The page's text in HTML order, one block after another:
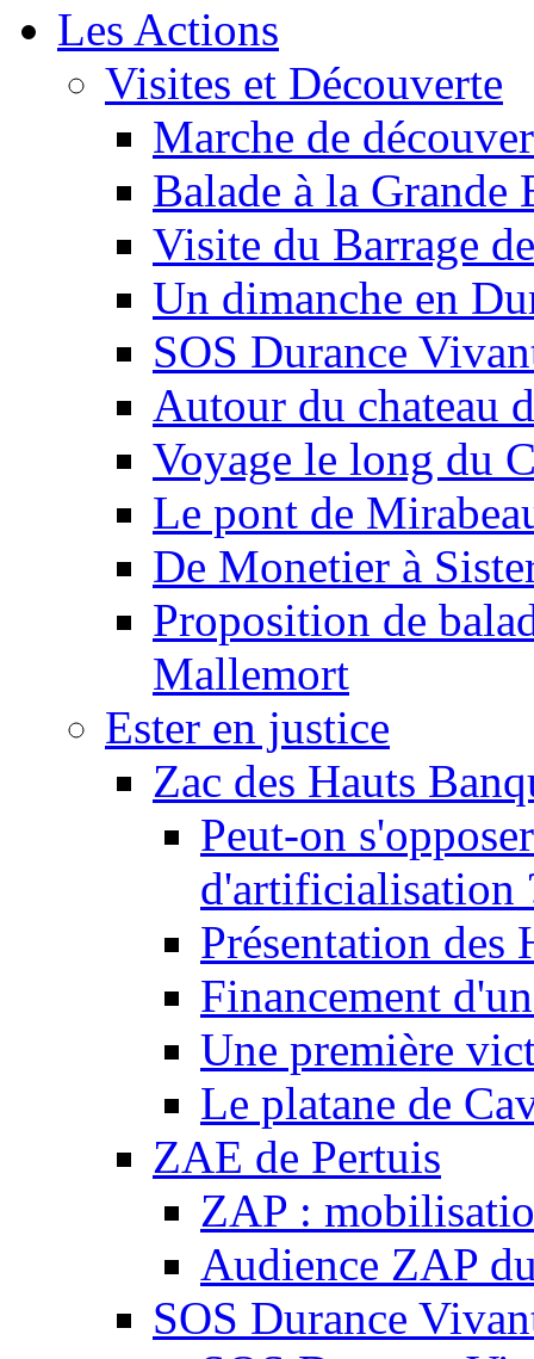
Les Actions
Visites et Découverte
Marche de
Balade à la Grande
Visite du Barrage
Un dimanche en
SOS Durance
Autour du chateau
Voyage le long du
Le pont de
De Monetier à
Proposition de
Mallemort
Ester en justice
Zac des Hauts
Peut-on
d'artificialisation
Présentation des
Financement
Une première
Le platane de
ZAE de Pertuis
ZAP :
Audience ZAP
SOS Durance